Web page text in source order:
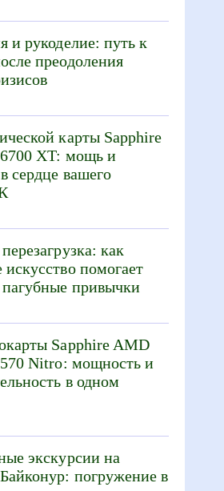
и рукоделие: путь к
преодоления
карты Sapphire
XT: мощь и
сердце вашего
как
помогает
пагубные привычки
Sapphire AMD
Nitro: мощность и
в одном
экскурсии на
погружение в